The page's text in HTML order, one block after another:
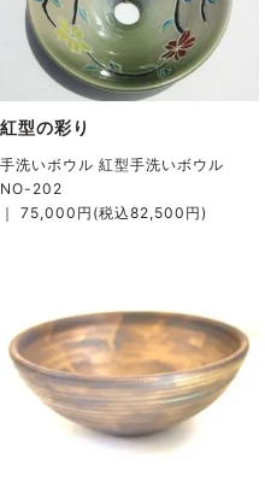
紅型の彩り
手洗いボウル 紅型手洗いボウル
NO-202
｜ 75,000円(税込82,500円)